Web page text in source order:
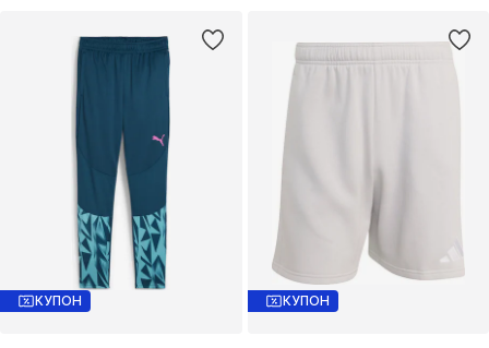
КУПОН КУПОН